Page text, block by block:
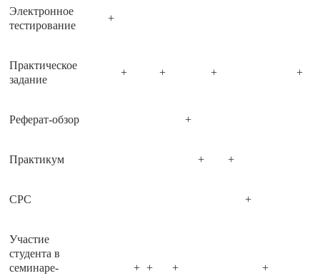
Электронное
тестирование
+
Практическое
задание
+ + + +
Реферат-обзор +
Практикум + +
СРС +
Участие
студента в
семинаре-
+ + + +